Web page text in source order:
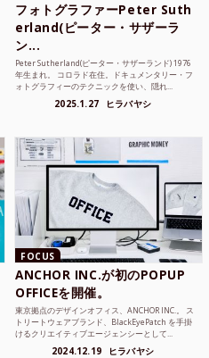
フォトグラファーPeter Suth
erland(ピーター・サザーラ
ン...
Peter Sutherland(ピーター・サザーランド) 1976
年生まれ。 コロラド在住。ドキュメンタリー・フ
ォトグラフィーのテクニックを使い、隠れ...
2025.1.27 ヒラバヤシ
FOCUS
ANCHOR INC.が初のPOPUP
OFFICEを開催。
東京拠点のデザインオフィス、ANCHOR INC.。 ス
トリートウェアブランド、BlackEyePatch を手掛
けるクリエイティブエージェンシーとして...
2024.12.19 ヒラバヤシ